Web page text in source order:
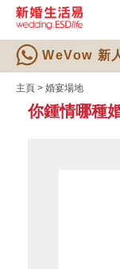
WeVow 新
主頁 > 婚宴場地
你鍾情哪種